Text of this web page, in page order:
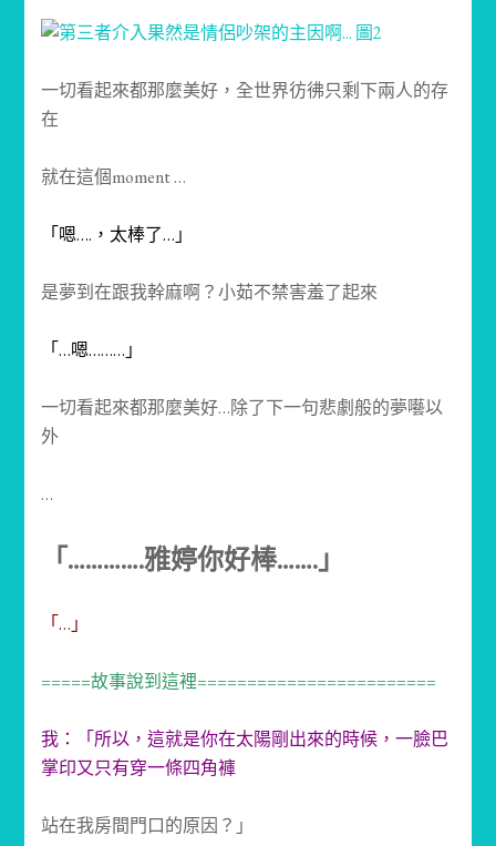
一切看起來都那麼美好，全世界彷彿只剩下兩人的存
在
就在這個moment …
「嗯….，太棒了…」
是夢到在跟我幹麻啊？小茹不禁害羞了起來
「…嗯………」
一切看起來都那麼美好…除了下一句悲劇般的夢囈以
外
…
「………….雅婷你好棒…….」
「…」
=====故事說到這裡========================
我：「所以，這就是你在太陽剛出來的時候，一臉巴
掌印又只有穿一條四角褲
站在我房間門口的原因？」